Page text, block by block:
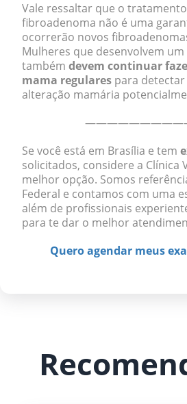
Vale ressaltar que o
fibroadenoma não é uma
ocorrerão novos
Mulheres que desenvolvem
também devem continuar
mama regulares para
alteração mamária
Se você está em Brasília e tem
solicitados, considere a Clínica
melhor opção. Somos
Federal e contamos com uma
além de profissionais
para te dar o melhor
Quero agendar meus